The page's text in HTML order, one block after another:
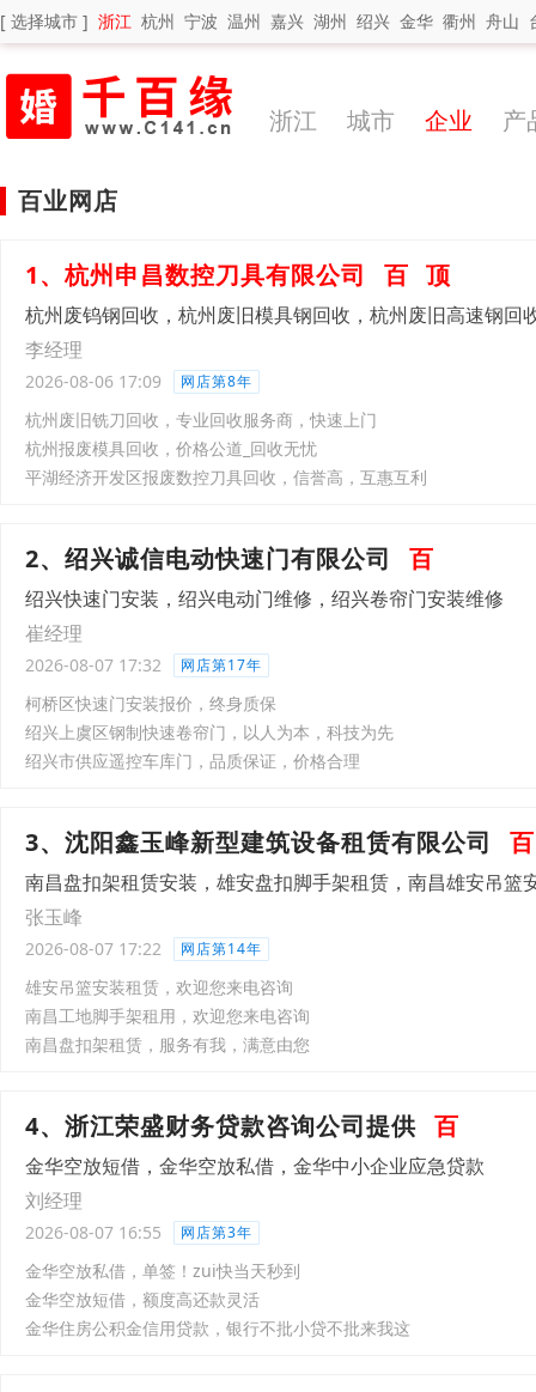
[ 选择城市 ] 浙江 杭州 宁波 温州 嘉兴 湖州 绍兴 金华 衢州 舟山
浙江 城市 企业 产
百业网店
1、杭州申昌数控刀具有限公司 百 顶
杭州废钨钢回收，杭州废旧模具钢回收，杭州废旧高速钢回
李经理
2026-08-06 17:09 网店第8年
杭州废旧铣刀回收，专业回收服务商，快速上门
杭州报废模具回收，价格公道_回收无忧
平湖经济开发区报废数控刀具回收，信誉高，互惠互利
2、绍兴诚信电动快速门有限公司 百
绍兴快速门安装，绍兴电动门维修，绍兴卷帘门安装维修
崔经理
2026-08-07 17:32 网店第17年
柯桥区快速门安装报价，终身质保
绍兴上虞区钢制快速卷帘门，以人为本，科技为先
绍兴市供应遥控车库门，品质保证，价格合理
3、沈阳鑫玉峰新型建筑设备租赁有限公司 百
南昌盘扣架租赁安装，雄安盘扣脚手架租赁，南昌雄安吊篮
张玉峰
2026-08-07 17:22 网店第14年
雄安吊篮安装租赁，欢迎您来电咨询
南昌工地脚手架租用，欢迎您来电咨询
南昌盘扣架租赁，服务有我，满意由您
4、浙江荣盛财务贷款咨询公司提供 百
金华空放短借，金华空放私借，金华中小企业应急贷款
刘经理
2026-08-07 16:55 网店第3年
金华空放私借，单签！zui快当天秒到
金华空放短借，额度高还款灵活
金华住房公积金信用贷款，银行不批小贷不批来我这